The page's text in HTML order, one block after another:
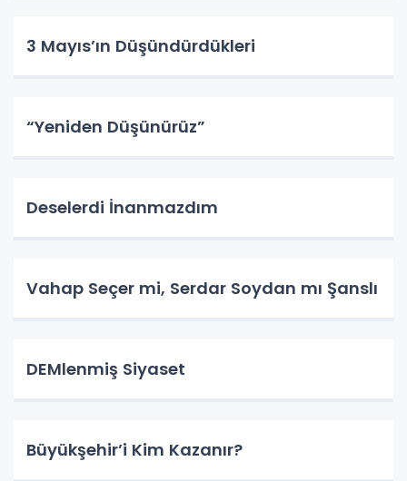
3 Mayıs’ın Düşündürdükleri
“Yeniden Düşünürüz”
Deselerdi İnanmazdım
Vahap Seçer mi, Serdar Soydan mı Şanslı
DEMlenmiş Siyaset
Büyükşehir’i Kim Kazanır?